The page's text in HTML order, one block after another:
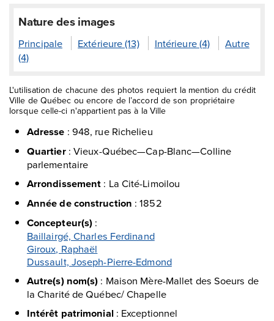
Nature des images
Principale Extérieure (13) Intérieure (4)
Autre
(4)
L'utilisation de chacune des photos requiert la mention du crédit
Ville de Québec ou encore de l’accord de son propriétaire
lorsque celle-ci n'appartient pas à la Ville
Adresse : 948, rue Richelieu
Quartier: Vieux-Québec—Cap-Blanc—Colline
parlementaire
Arrondissement : La Cité-Limoilou
Année de construction :1852
Concepteur(s) :
Baillairgé, Charles Ferdinand
Giroux, Raphaël
Dussault, Joseph-Pierre-Edmond
Autre(s) nom(s) : Maison Mère-Mallet des Soeurs de
la Charité de Québec/ Chapelle
Intérêt patrimonial: Exceptionnel